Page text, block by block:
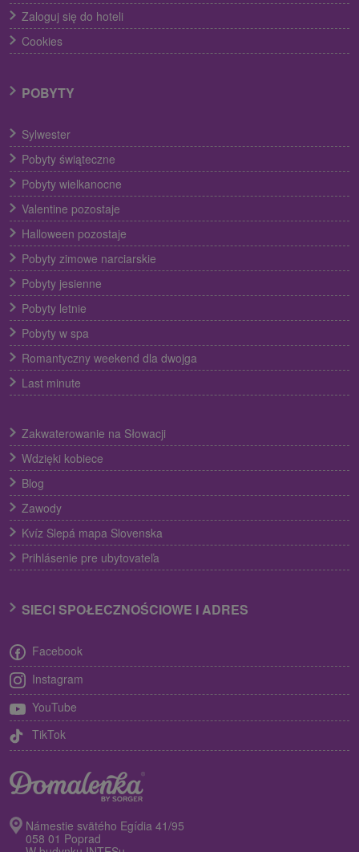
Zaloguj się do hoteli
Cookies
POBYTY
Sylwester
Pobyty świąteczne
Pobyty wielkanocne
Valentine pozostaje
Halloween pozostaje
Pobyty zimowe narciarskie
Pobyty jesienne
Pobyty letnie
Pobyty w spa
Romantyczny weekend dla dwojga
Last minute
Zakwaterowanie na Słowacji
Wdzięki kobiece
Blog
Zawody
Kvíz Slepá mapa Slovenska
Prihlásenie pre ubytovateľa
SIECI SPOŁECZNOŚCIOWE I ADRES
Facebook
Instagram
YouTube
TikTok
Námestie svätého Egídia 41/95
058 01 Poprad